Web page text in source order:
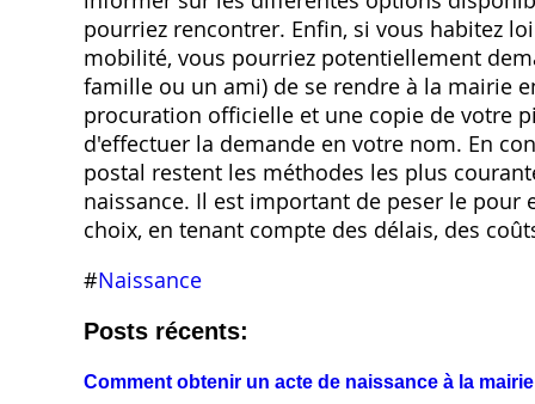
pourriez rencontrer. Enfin, si vous habitez
mobilité, vous pourriez potentiellement
famille ou un ami) de se rendre à la mairie
procuration officielle et une copie de votre
d'effectuer la demande en votre nom. En
postal restent les méthodes les plus
naissance. Il est important de peser le
choix, en tenant compte des délais, des
#Naissance
Posts récents:
Comment obtenir un acte de naissance à la